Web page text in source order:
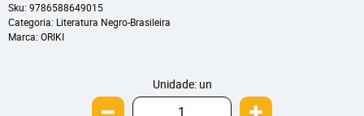
Sku: 9786588649015
Categoria: Literatura Negro-Brasileira
Marca: ORIKI
Unidade: un